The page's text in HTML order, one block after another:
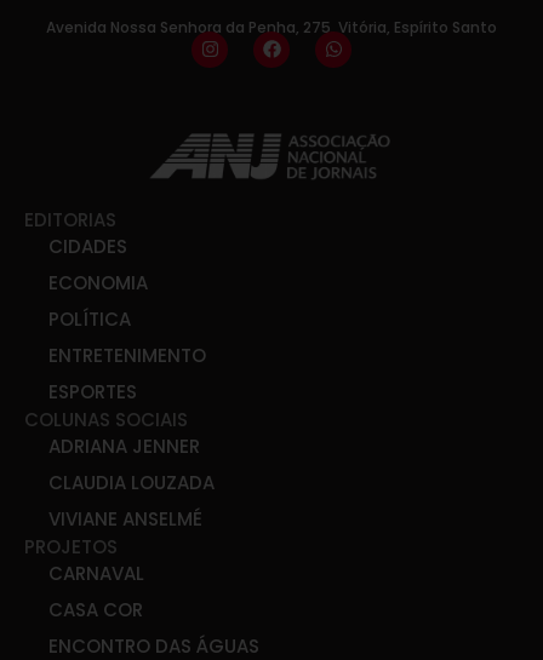
Avenida Nossa Senhora da Penha, 275, Vitória, Espírito Santo
EDITORIAS
CIDADES
ECONOMIA
POLÍTICA
ENTRETENIMENTO
ESPORTES
COLUNAS SOCIAIS
ADRIANA JENNER
CLAUDIA LOUZADA
VIVIANE ANSELMÉ
PROJETOS
CARNAVAL
CASA COR
ENCONTRO DAS ÁGUAS